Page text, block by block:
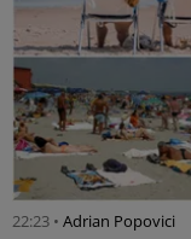
22:23 • Adrian Popovici